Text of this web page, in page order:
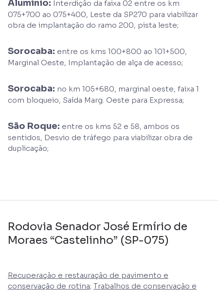
Alumínio: Interdição da faixa 02 entre os km
075+700 ao 075+400, Leste da SP270 para viabilizar
obra de implantação do ramo 200, pista leste;
Sorocaba: entre os kms 100+800 ao 101+500,
Marginal Oeste, Implantação de alça de acesso;
Sorocaba: no km 105+680, marginal oeste, faixa 1
com bloqueio, Saída Marg. Oeste para Expressa;
São Roque: entre os kms 52 e 58, ambos os
sentidos, Desvio de tráfego para viabilizar obra de
duplicação;
Rodovia Senador José Ermírio de
Moraes “Castelinho” (SP-075)
Recuperação e restauração de pavimento e
conservação de rotina; Trabalhos de conservação e